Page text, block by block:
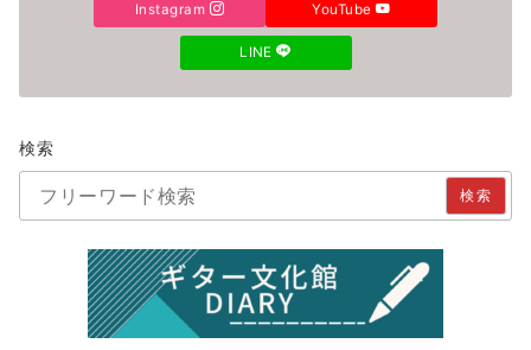
Instagram YouTube
LINE
検索
検索